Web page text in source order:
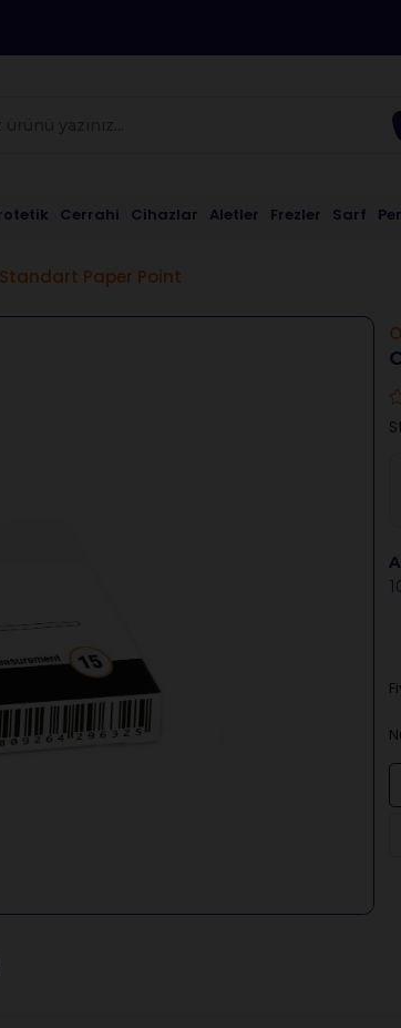
Cerrahi Cihazlar Aletler Frezler Sarf
Paper Point